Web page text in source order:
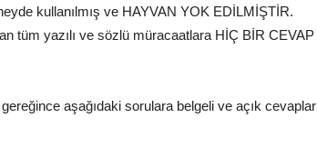
kullanılmış ve HAYVAN YOK EDİLMİŞTİR.
tüm yazılı ve sözlü müracaatlara HİÇ BİR CEVAP
aşağıdaki sorulara belgeli ve açık cevaplar